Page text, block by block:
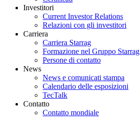
Investitori
Current Investor Relations
Relazioni con gli investitori
Carriera
Carriera Starrag
Formazione nel Gruppo Starrag
Persone di contatto
News
News e comunicati stampa
Calendario delle esposizioni
TecTalk
Contatto
Contatto mondiale